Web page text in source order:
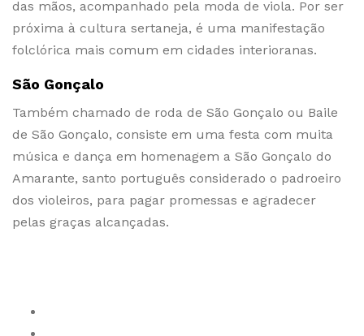
das mãos, acompanhado pela moda de viola. Por ser
próxima à cultura sertaneja, é uma manifestação
folclórica mais comum em cidades interioranas.
São Gonçalo
Também chamado de roda de São Gonçalo ou Baile
de São Gonçalo, consiste em uma festa com muita
música e dança em homenagem a São Gonçalo do
Amarante, santo português considerado o padroeiro
dos violeiros, para pagar promessas e agradecer
pelas graças alcançadas.